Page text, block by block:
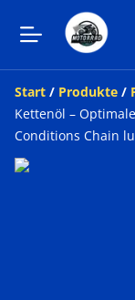
Start / Produkte /
Kettenöl –
Conditions Chain